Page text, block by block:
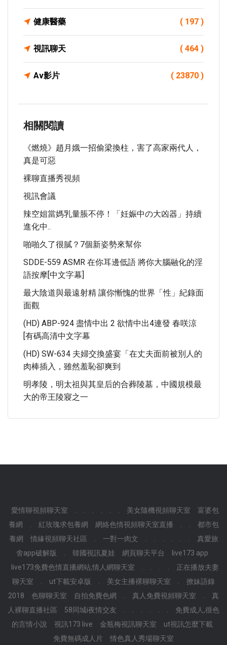
健康醫藥 ( 197 )
視訊聊天 ( 464 )
Av影片 ( 23870 )
相關閱讀
《燃燒》趙月娥一招偷梁換柱，害了高家兩代人，
真是可惡
裸聊直播秀視頻
視訊會議
辣空姐當媽乳量脹不停！「妊娠中の大凶器」持續
進化中..
啪啪久了很膩？7個新姿勢來幫你
SDDE-559 ASMR 在你耳邊低語 將你大腦融化的淫
語按摩[中文字幕]
最大陰道與最遠射精 讓你慚愧的世界「性」紀錄面
面觀
(HD) ABP-924 盡情中出 2 欲情中出4連發 春咲涼
[有碼高清中文字幕
(HD) SW-634 夫婦交換盛宴「在丈夫面前被別人的
肉棒插入，雖然羞恥卻爽到
明孝陵，明太祖與其皇后的合葬陵墓，中國規模最
大的帝王陵寢之一
愛情聊視頻聊天室 美女隨機視頻聊天室
富婆包
養網
紅玫瑰求包養網 網絡色情視頻聊天室直播
都市包
養網
情緣視頻聊天社區 一對一肉文
真愛旅
舍app破解版
韓國視訊夏娃 網頁聊天平台
live173 app
live173免費色情直播網站,情人網聊天室
正在播放夫妻
聊天室
ut下載安卓版 美女主播裸聊聊天室
撩妹語錄
2018
色聊聊天室 自拍免費色網 真人免費視頻聊天室
真
人裸聊直播社區
58同城i夜情交友
免費成人,很色
的言情小說
視訊173 live 金瓶梅視訊聊天室
ut視訊怎麼下載
免費無碼成人片
情色真人秀場聊天室